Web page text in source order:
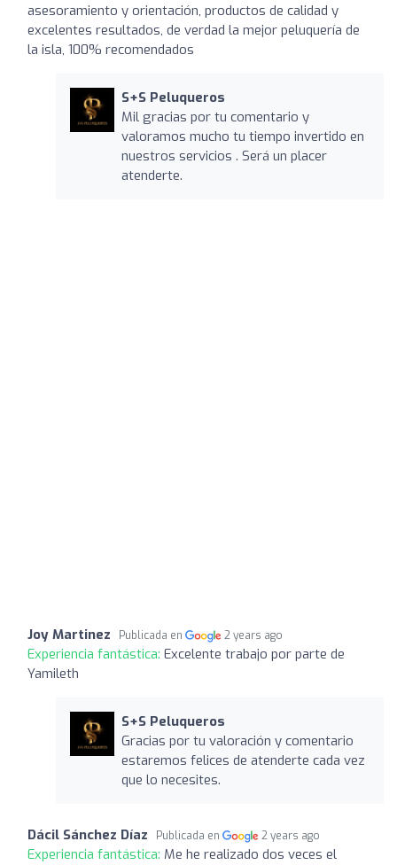
asesoramiento y orientación, productos de calidad y
excelentes resultados, de verdad la mejor peluquería de
la isla, 100% recomendados
S+S Peluqueros
Mil gracias por tu comentario y
valoramos mucho tu tiempo invertido en
nuestros servicios . Será un placer
atenderte.
Joy Martinez Publicada en 2 years ago
Experiencia fantástica: Excelente trabajo por parte de
Yamileth
S+S Peluqueros
Gracias por tu valoración y comentario
estaremos felices de atenderte cada vez
que lo necesites.
Dácil Sánchez Díaz Publicada en 2 years ago
Experiencia fantástica: Me he realizado dos veces el